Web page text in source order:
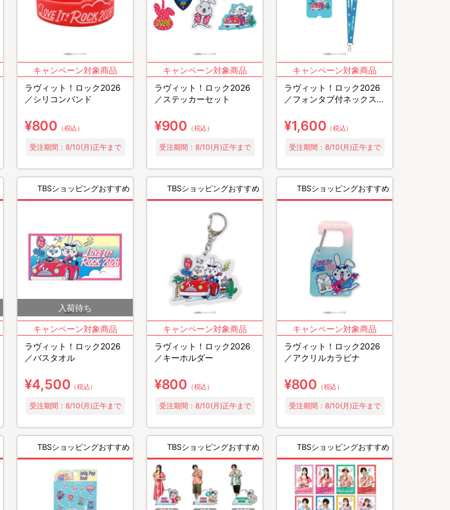
ラヴィット！ロック2026
／シリコンバンド
¥800 （税込）
受注期間：8/10(月)正午まで
ラヴィット！ロック2026
／ステッカーセット
¥900 （税込）
受注期間：8/10(月)正午まで
ラヴィット！ロック2026
／フォンタブ付ネックスト
¥1,600 （税込）
受注期間：8/10(月)正午まで
TBSショッピングおすすめ
ラヴィット！ロック2026
／バスタオル
¥4,500 （税込）
受注期間：8/10(月)正午まで
TBSショッピングおすすめ
ラヴィット！ロック2026
／キーホルダー
¥800 （税込）
受注期間：8/10(月)正午まで
TBSショッピングおすすめ
ラヴィット！ロック2026
／アクリルカラビナ
¥800 （税込）
受注期間：8/10(月)正午まで
TBSショッピングおすすめ TBSショッピングおすすめ TBSショッピングおすすめ